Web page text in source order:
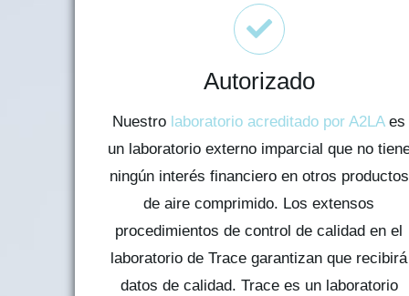
Autorizado
Nuestro laboratorio acreditado por A2LAes
un laboratorio externo imparcial que no
ningún interés financiero en otros productos
de aire comprimido. Los extensos
procedimientos de control de calidad en el
laboratorio de Trace garantizan que recibirá
datos de calidad. Trace es un laboratorio